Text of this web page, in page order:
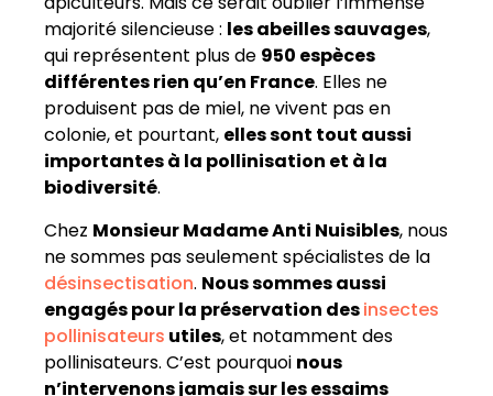
majorité silencieuse : les abeilles sauvages,
qui représentent plus de 950 espèces
différentes rien qu’en France. Elles ne
produisent pas de miel, ne vivent pas en
colonie, et pourtant, elles sont tout aussi
importantes à la pollinisation et à la
biodiversité.
Chez Monsieur Madame Anti Nuisibles, nous
ne sommes pas seulement spécialistes de la
désinsectisation. Nous sommes aussi
engagés pour la préservation desinsectes
pollinisateurs utiles, et notamment des
pollinisateurs. C’est pourquoi nous
n’intervenons jamais sur les essaims